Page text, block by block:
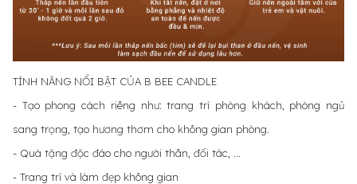
TÍNH NĂNG NỔI BẬT CỦA B BEE CANDLE
- Tạo phong cách riêng như: trang trí phòng khách, phòng ngủ
sang trọng, tạo hương thơm cho không gian phòng.
- Quà tặng độc đáo cho người thân, đối tác, …
- Trang trí và làm đẹp không gian